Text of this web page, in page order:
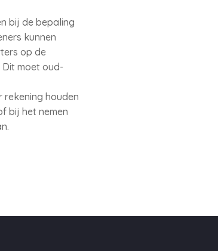
bij de bepaling
kunnen
op de
moet oud-
houden
bij het nemen